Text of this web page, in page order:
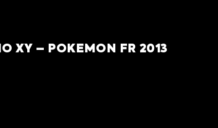
XY – POKEMON FR 2013